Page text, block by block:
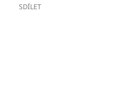
SDÍLET